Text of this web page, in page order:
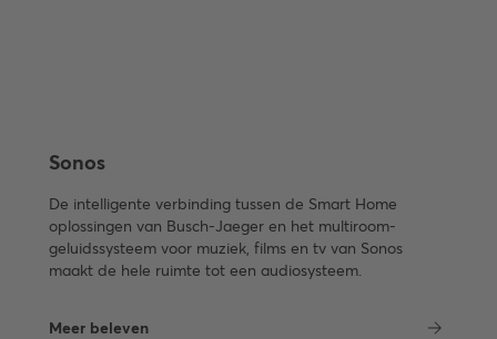
Sonos
De intelligente verbinding tussen de Smart Home
oplossingen van Busch-Jaeger en het multiroom-
geluidssysteem voor muziek, films en tv van Sonos
maakt de hele ruimte tot een audiosysteem.
Meer beleven